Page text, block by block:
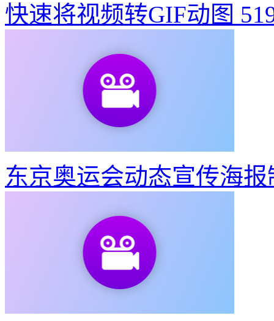
快速将视频转GIF动图
东京奥运会动态宣传海